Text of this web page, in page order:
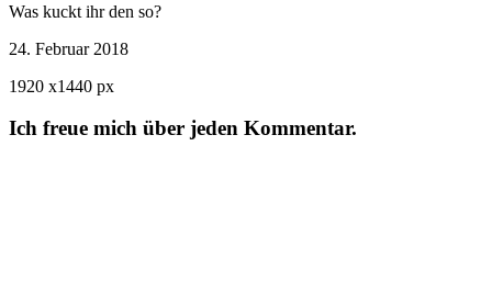
Was kuckt ihr den so?
24. Februar 2018
1920 x1440 px
Ich freue mich über jeden Kommentar.